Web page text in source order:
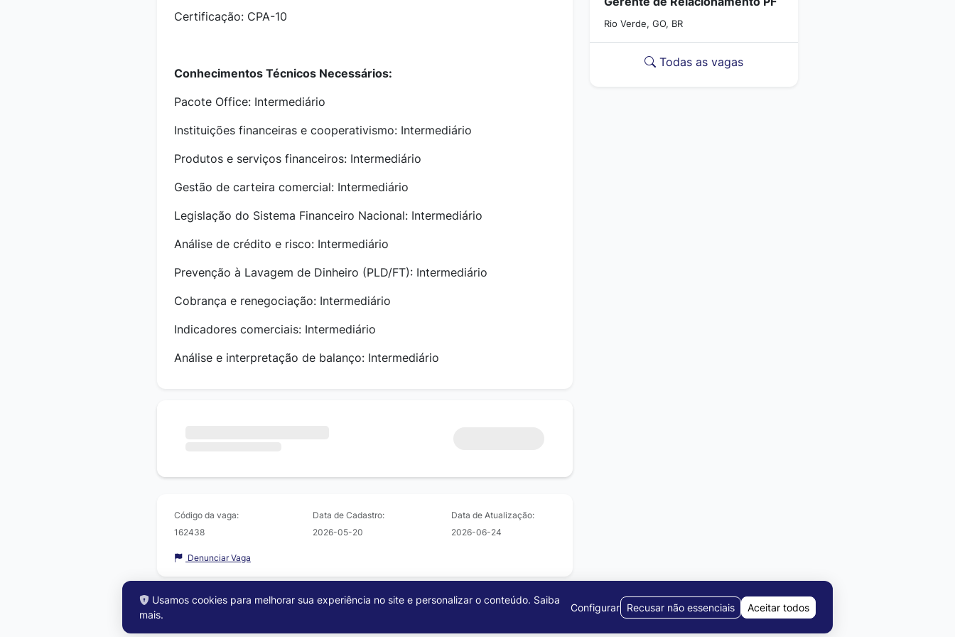
Certificação: CPA-10
Conhecimentos Técnicos Necessários:
Pacote Office: Intermediário
Instituições financeiras e cooperativismo: Intermediário
Produtos e serviços financeiros: Intermediário
Gestão de carteira comercial: Intermediário
Legislação do Sistema Financeiro Nacional: Intermediário
Análise de crédito e risco: Intermediário
Prevenção à Lavagem de Dinheiro (PLD/FT): Intermediário
Cobrança e renegociação: Intermediário
Indicadores comerciais: Intermediário
Análise e interpretação de balanço: Intermediário
Código da vaga:
162438
Data de Cadastro:
2026-05-20
Data de Atualização:
2026-06-24
Denunciar Vaga
Rio Verde, GO, BR
Todas as vagas
Usamos cookies para melhorar sua experiência no site e personalizar o conteúdo. Saiba
mais.
Configurar Recusar não essenciais Aceitar todos